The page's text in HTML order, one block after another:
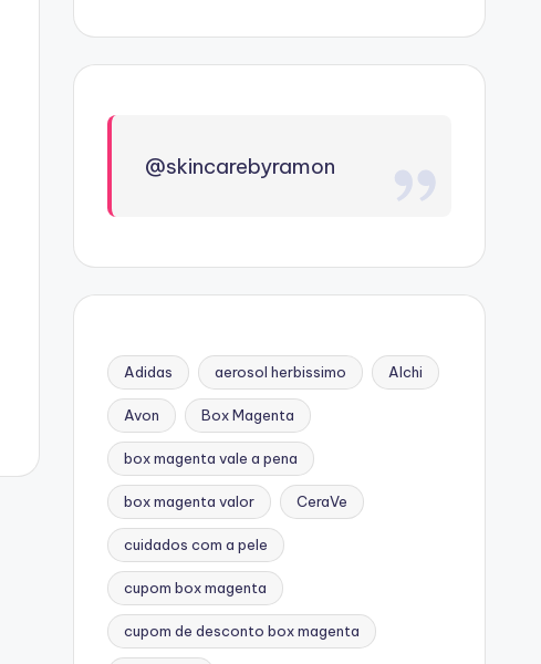
@skincarebyramon
Adidas aerosol herbissimo Alchi
Avon Box Magenta
box magenta vale a pena
box magenta valor CeraVe
cuidados com a pele
cupom box magenta
cupom de desconto box magenta